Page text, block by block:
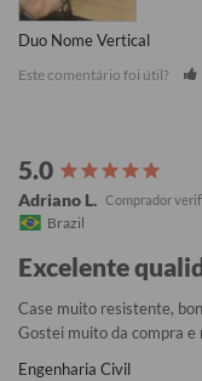
Duo Nome Vertical
Este comentário foi útil?
Adriano L.
Brazil
Excelente
Case muito resistente,
Gostei muito da compra e
Engenharia Civil